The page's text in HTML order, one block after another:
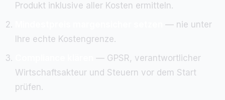
Produkt inklusive aller Kosten ermitteln.
— nie unter
Ihre echte Kostengrenze.
— GPSR, verantwortlicher
Wirtschaftsakteur und Steuern vor dem Start
prüfen.